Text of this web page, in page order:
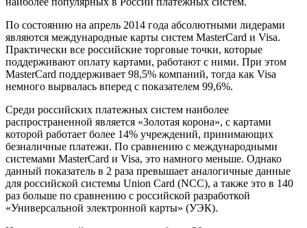
По состоянию на апрель 2014 года абсолютными лидерами
являются международные карты систем MasterCard и Visa.
Практически все российские торговые точки, которые
поддерживают оплату картами, работают с ними. При этом
MasterCard поддерживает 98,5% компаний, тогда как Visa
немного вырвалась вперед с показателем 99,6%.
Среди российских платежных систем наиболее
распространенной является «Золотая корона», с картами
которой работает более 14% учреждений, принимающих
безналичные платежи. По сравнению с международными
системами MasterCard и Visa, это намного меньше. Однако
данный показатель в 2 раза превышает аналогичные данные
для российской системы Union Card (NCC), а также это в 140
раз больше по сравнению с российской разработкой
«Универсальной электронной карты» (УЭК).